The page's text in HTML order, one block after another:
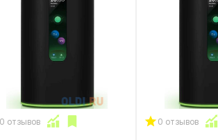
0 отзывов 0 отзывов